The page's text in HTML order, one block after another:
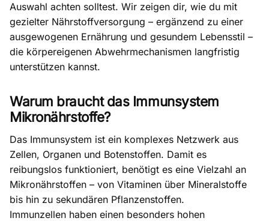
Auswahl achten solltest. Wir zeigen dir, wie du mit
gezielter Nährstoffversorgung – ergänzend zu einer
ausgewogenen Ernährung und gesundem Lebensstil –
die körpereigenen Abwehrmechanismen langfristig
unterstützen kannst.
Warum braucht das Immunsystem
Mikronährstoffe?
Das Immunsystem ist ein komplexes Netzwerk aus
Zellen, Organen und Botenstoffen. Damit es
reibungslos funktioniert, benötigt es eine Vielzahl an
Mikronährstoffen – von Vitaminen über Mineralstoffe
bis hin zu sekundären Pflanzenstoffen.
Immunzellen haben einen besonders hohen